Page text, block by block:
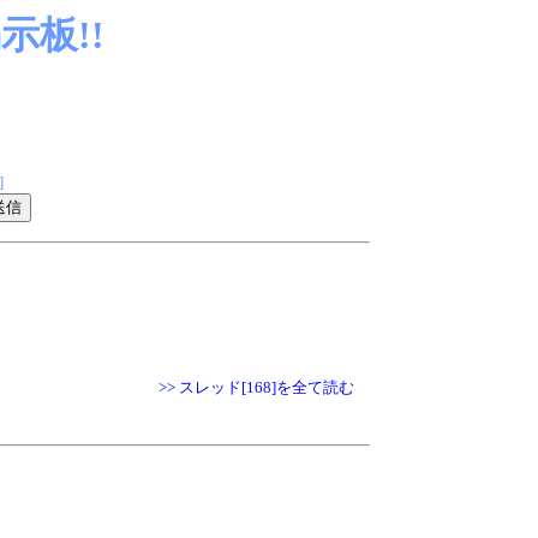
板!!
>> スレッド[168]を全て読む